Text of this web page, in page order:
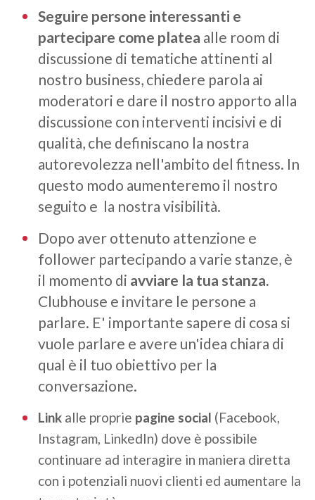
Seguire persone interessanti e
partecipare come platea alle room di
discussione di tematiche attinenti al
nostro business, chiedere parola ai
moderatori e dare il nostro apporto alla
discussione con interventi incisivi e di
qualità, che definiscano la nostra
autorevolezza nell'ambito del fitness. In
questo modo aumenteremo il nostro
seguito e la nostra visibilità.
Dopo aver ottenuto attenzione e
follower partecipando a varie stanze, è
il momento di avviare la tua stanza.
Clubhouse e invitare le persone a
parlare. E' importante sapere di cosa si
vuole parlare e avere un'idea chiara di
qual è il tuo obiettivo per la
conversazione.
Link alle proprie pagine social (Facebook,
Instagram, LinkedIn) dove è possibile
continuare ad interagire in maniera diretta
con i potenziali nuovi clienti ed aumentare la